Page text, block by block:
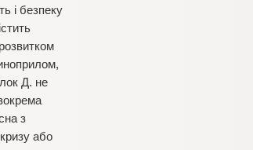
і безпеку
Д. не
з
або